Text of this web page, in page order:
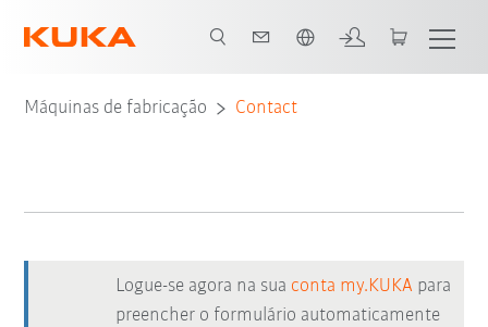
Máquinas de fabricação Contact
Logue-se agora na sua conta my.KUKA para
preencher o formulário automaticamente